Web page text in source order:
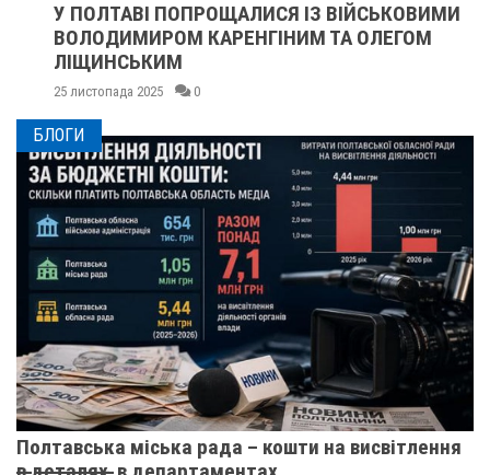
У ПОЛТАВІ ПОПРОЩАЛИСЯ ІЗ ВІЙСЬКОВИМИ
ВОЛОДИМИРОМ КАРЕНГІНИМ ТА ОЛЕГОМ
ЛІЩИНСЬКИМ
25 листопада 2025 0
БЛОГИ
Полтавська міська рада – кошти на висвітлення